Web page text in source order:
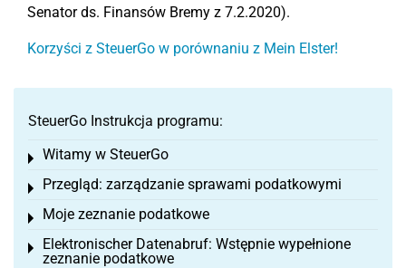
Senator ds. Finansów Bremy z 7.2.2020).
Korzyści z SteuerGo w porównaniu z Mein Elster!
SteuerGo Instrukcja programu:
Witamy w SteuerGo
Toggle menu
Przegląd: zarządzanie sprawami podatkowymi
Toggle menu
Moje zeznanie podatkowe
Toggle menu
Elektronischer Datenabruf: Wstępnie wypełnione
zeznanie podatkowe
Toggle menu